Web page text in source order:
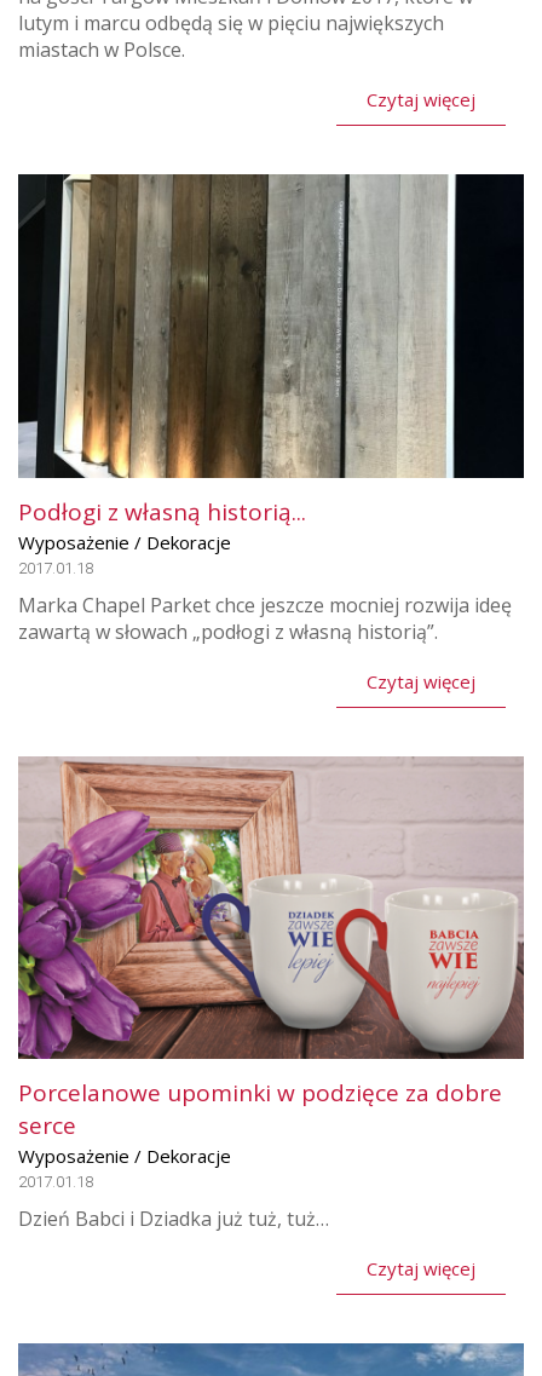
lutym i marcu odbędą się w pięciu największych
miastach w Polsce.
Czytaj więcej
Podłogi z własną historią...
Wyposażenie / Dekoracje
2017.01.18
Marka Chapel Parket chce jeszcze mocniej rozwija ideę
zawartą w słowach „podłogi z własną historią”.
Czytaj więcej
Porcelanowe upominki w podzięce za dobre
serce
Wyposażenie / Dekoracje
2017.01.18
Dzień Babci i Dziadka już tuż, tuż…
Czytaj więcej